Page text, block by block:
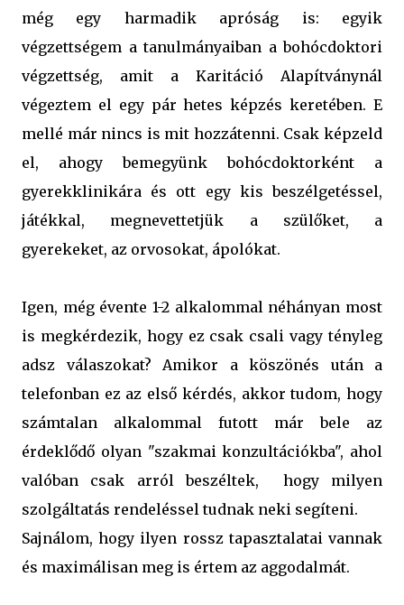
még egy harmadik apróság is: egyik
végzettségem a tanulmányaiban a bohócdoktori
végzettség, amit a Karitáció Alapítványnál
végeztem el egy pár hetes képzés keretében. E
mellé már nincs is mit hozzátenni. Csak képzeld
el, ahogy bemegyünk bohócdoktorként a
gyerekklinikára és ott egy kis beszélgetéssel,
játékkal, megnevettetjük a szülőket, a
gyerekeket, az orvosokat, ápolókat.
Igen, még évente 1-2 alkalommal néhányan most
is megkérdezik, hogy ez csak csali vagy tényleg
adsz válaszokat? Amikor a köszönés után a
telefonban ez az első kérdés, akkor tudom, hogy
számtalan alkalommal futott már bele az
érdeklődő olyan "szakmai konzultációkba", ahol
valóban csak arról beszéltek, hogy milyen
szolgáltatás rendeléssel tudnak neki segíteni.
Sajnálom, hogy ilyen rossz tapasztalatai vannak
és maximálisan meg is értem az aggodalmát.